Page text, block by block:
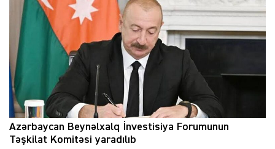
Azərbaycan Beynəlxalq İnvestisiya Forumunun
Təşkilat Komitəsi yaradılıb